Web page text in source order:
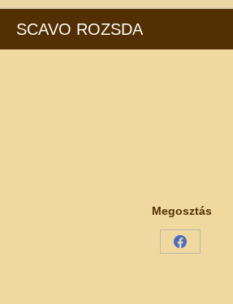
SCAVO ROZSDA
Megosztás
Share